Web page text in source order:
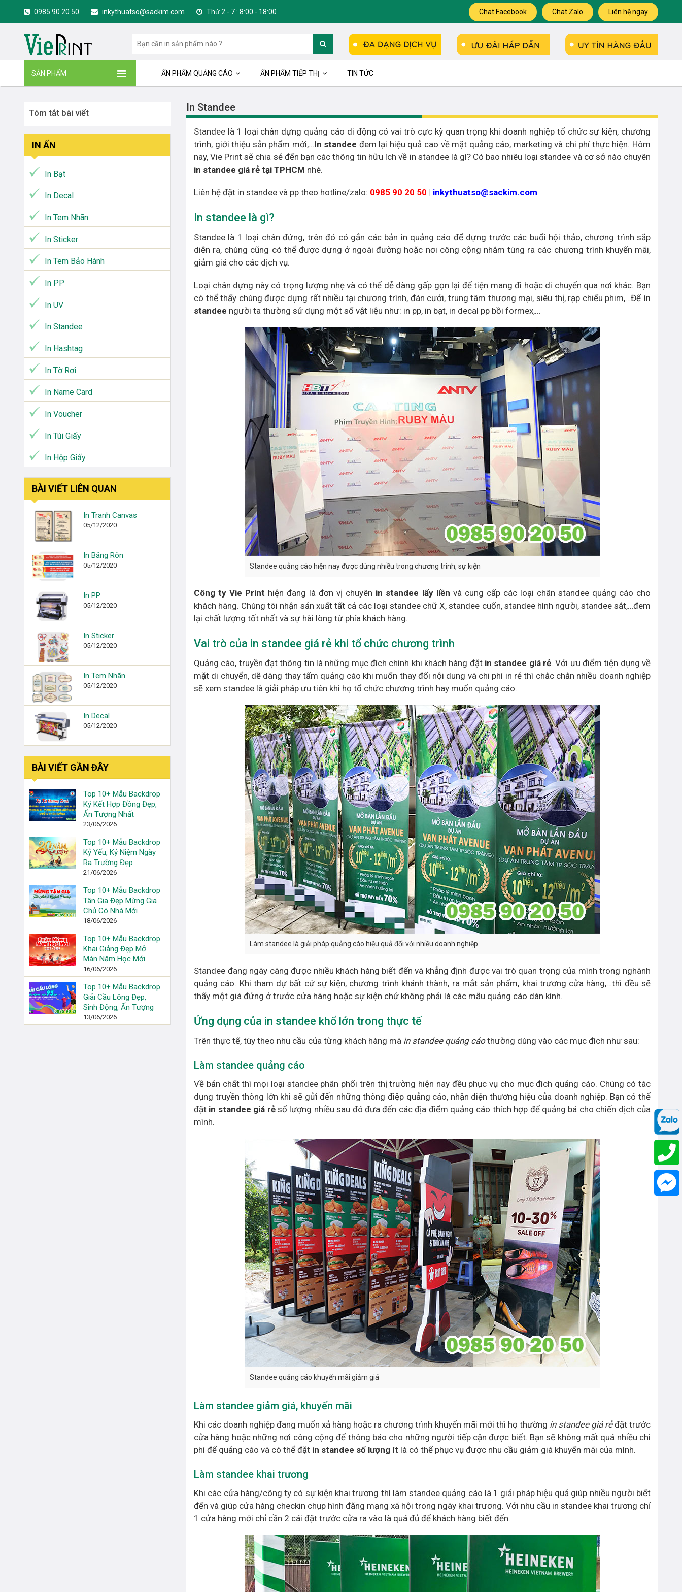
0985 90 20 50 inkythuatso@sackim.com Thứ 2 - 7 : 8:00 - 18:00 Chat Facebook Chat Zalo Liên hệ ngay
SẢN PHẨM ẤN PHẨM QUẢNG CÁO ẤN PHẨM TIẾP THỊ TIN TỨC
In Standee
Standee là 1 loại chân dựng quảng cáo di động có vai trò cực kỳ quan trọng khi doanh nghiệp tổ chức sự kiện, chương
trình, giới thiệu sản phẩm mới,…In standee đem lại hiệu quả cao về mặt quảng cáo, marketing và chi phí thực hiện. Hôm
nay, Vie Print sẽ chia sẻ đến bạn các thông tin hữu ích về in standee là gì? Có bao nhiêu loại standee và cơ sở nào chuyên
in standee giá rẻ tại TPHCM nhé.
Liên hệ đặt in standee và pp theo hotline/zalo: 0985 90 20 50 | inkythuatso@sackim.com
In standee là gì?
Standee là 1 loại chân đứng, trên đó có gắn các bản in quảng cáo để dựng trước các buổi hội thảo, chương trình sắp
diễn ra, chúng cũng có thể được dựng ở ngoài đường hoặc nơi công cộng nhằm tùng ra các chương trình khuyến mãi,
giảm giá cho các dịch vụ.
Loại chân dựng này có trọng lượng nhẹ và có thể dễ dàng gấp gọn lại để tiện mang đi hoặc di chuyển qua nơi khác. Bạn
có thể thấy chúng được dựng rất nhiều tại chương trình, đán cưới, trung tâm thương mại, siêu thị, rạp chiếu phim,…Để in
standee người ta thường sử dụng một số vật liệu như: in pp, in bạt, in decal pp bồi formex,…
Standee quảng cáo hiện nay được dùng nhiều trong chương trình, sự kiện
Công ty Vie Print hiện đang là đơn vị chuyên in standee lấy liền và cung cấp các loại chân standee quảng cáo cho
khách hàng. Chúng tôi nhận sản xuất tất cả các loại standee chữ X, standee cuốn, standee hình người, standee sắt,…đem
lại chất lượng tốt nhất và sự hài lòng từ phía khách hàng.
Vai trò của in standee giá rẻ khi tổ chức chương trình
Quảng cáo, truyền đạt thông tin là những mục đích chính khi khách hàng đặt in standee giá rẻ. Với ưu điểm tiện dụng về
mặt di chuyển, dễ dàng thay tấm quảng cáo khi muốn thay đổi nội dung và chi phí in rẻ thì chắc chắn nhiều doanh nghiệp
sẽ xem standee là giải pháp ưu tiên khi họ tổ chức chương trình hay muốn quảng cáo.
Làm standee là giải pháp quảng cáo hiệu quả đối với nhiều doanh nghiệp
Standee đang ngày càng được nhiều khách hàng biết đến và khẳng định được vai trò quan trọng của mình trong nghành
quảng cáo. Khi tham dự bất cứ sự kiện, chương trình khánh thành, ra mắt sản phẩm, khai trương cửa hàng,…thì đều sẽ
thấy một giá đứng ở trước cửa hàng hoặc sự kiện chứ không phải là các mẫu quảng cáo dán kính.
Ứng dụng của in standee khổ lớn trong thực tế
Trên thực tế, tùy theo nhu cầu của từng khách hàng mà in standee quảng cáothường dùng vào các mục đích như sau:
Làm standee quảng cáo
Về bản chất thì mọi loại standee phân phối trên thị trường hiện nay đều phục vụ cho mục đích quảng cáo. Chúng có tác
dụng truyền thông lớn khi sẽ gửi đến những thông điệp quảng cáo, nhận diện thương hiệu của doanh nghiệp. Bạn có thể
đặt in standee giá rẻsố lượng nhiều sau đó đưa đến các địa điểm quảng cáo thích hợp để quảng bá cho chiến dịch của
mình.
Standee quảng cáo khuyến mãi giảm giá
Làm standee giảm giá, khuyến mãi
Khi các doanh nghiệp đang muốn xả hàng hoặc ra chương trình khuyến mãi mới thì họ thường in standee giá rẻđặt trước
cửa hàng hoặc những nơi công cộng để thông báo cho những người tiếp cận được biết. Bạn sẽ không mất quá nhiều chi
phí để quảng cáo và có thể đặt in standee số lượng ít là có thể phục vụ được nhu cầu giảm giá khuyến mãi của mình.
Làm standee khai trương
Khi các cửa hàng/công ty có sự kiện khai trương thì làm standee quảng cáo là 1 giải pháp hiệu quả giúp nhiều người biết
đến và giúp cửa hàng checkin chụp hình đăng mạng xã hội trong ngày khai trương. Với nhu cầu in standee khai trương chỉ
1 cửa hàng mới chỉ cần 2 cái đặt trước cửa ra vào là quá đủ để khách hàng biết đến.
Tóm tắt bài viết
IN ẤN
In Bạt
In Decal
In Tem Nhãn
In Sticker
In Tem Bảo Hành
In PP
In UV
In Standee
In Hashtag
In Tờ Rơi
In Name Card
In Voucher
In Túi Giấy
In Hộp Giấy
BÀI VIẾT LIÊN QUAN
In Tranh Canvas
05/12/2020
In Băng Rôn
05/12/2020
In PP
05/12/2020
In Sticker
05/12/2020
In Tem Nhãn
05/12/2020
In Decal
05/12/2020
BÀI VIẾT GẦN ĐÂY
Top 10+ Mẫu Backdrop
Ký Kết Hợp Đồng Đẹp,
Ấn Tượng Nhất
23/06/2026
Top 10+ Mẫu Backdrop
Kỷ Yếu, Kỷ Niệm Ngày
Ra Trường Đẹp
21/06/2026
Top 10+ Mẫu Backdrop
Tân Gia Đẹp Mừng Gia
Chủ Có Nhà Mới
18/06/2026
Top 10+ Mẫu Backdrop
Khai Giảng Đẹp Mở
Màn Năm Học Mới
16/06/2026
Top 10+ Mẫu Backdrop
Giải Cầu Lông Đẹp,
Sinh Động, Ấn Tượng
13/06/2026